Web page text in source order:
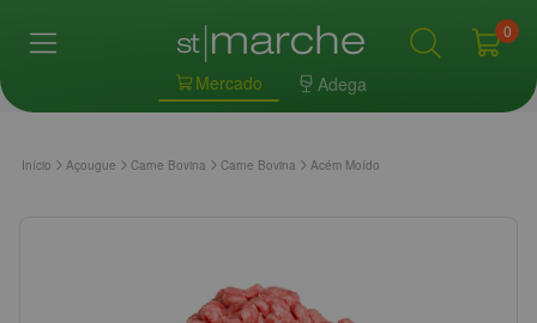
Mercado Adega
0
Início Açougue Carne Bovina Carne Bovina Acém Moído